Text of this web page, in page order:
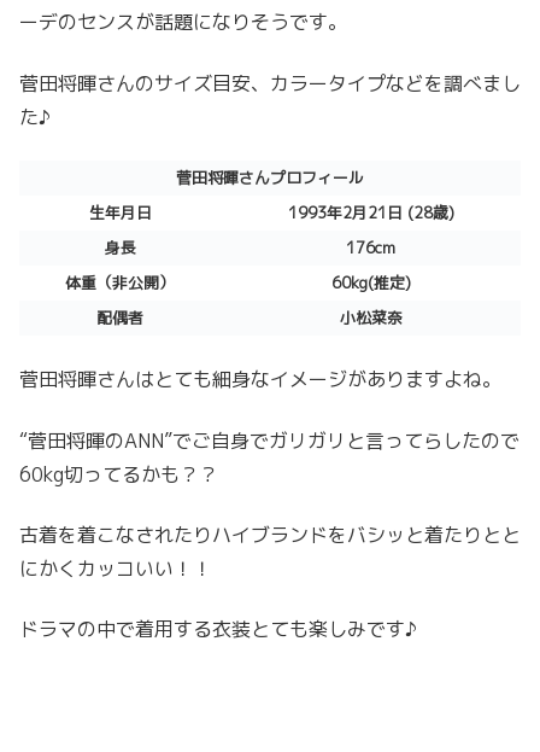
ーデのセンスが話題になりそうです。
菅田将暉さんのサイズ目安、カラータイプなどを調べまし
た♪
菅田将暉さんプロフィール
生年月日
1993年2月21日 (28歳)
身長
176cm
体重（非公開）
60kg(推定)
配偶者
小松菜奈
菅田将暉さんはとても細身なイメージがありますよね。
“菅田将暉のANN”でご自身でガリガリと言ってらしたので
60kg切ってるかも？？
古着を着こなされたりハイブランドをバシッと着たりとと
にかくカッコいい！！
ドラマの中で着用する衣装とても楽しみです♪